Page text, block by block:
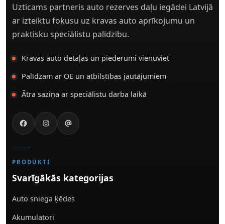
Uzticams partneris auto rezerves daļu iegādei Latvijā
ar izteiktu fokusu uz kravas auto aprīkojumu un
praktisku speciālistu palīdzību.
Kravas auto detaļas un piederumi vienuviet
Palīdzam ar OE un atbilstības jautājumiem
Ātra saziņa ar speciālistu darba laikā
PRODUKTI
Svarīgākās kategorijas
Auto sniega ķēdes
Akumulatori